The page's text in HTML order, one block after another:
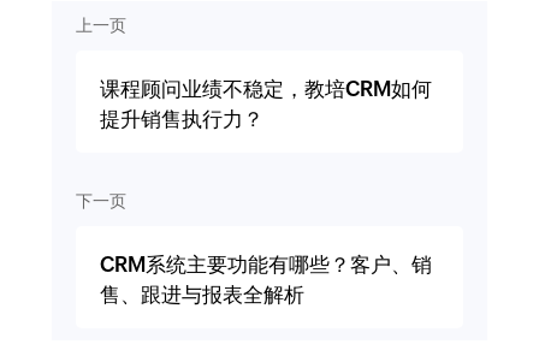
上一页
课程顾问业绩不稳定，教培CRM如何
提升销售执行力？
下一页
CRM系统主要功能有哪些？客户、销
售、跟进与报表全解析